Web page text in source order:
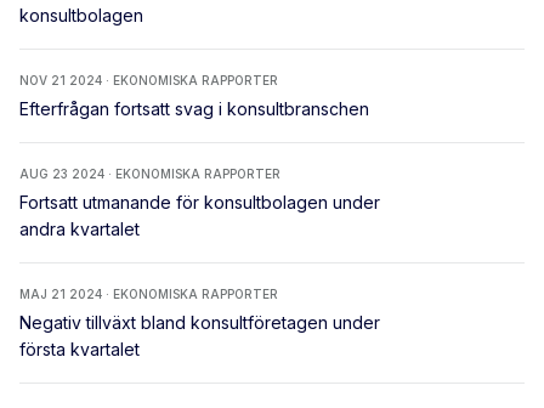
konsultbolagen
NOV 21 2024 · EKONOMISKA RAPPORTER
Efterfrågan fortsatt svag i konsultbranschen
AUG 23 2024 · EKONOMISKA RAPPORTER
Fortsatt utmanande för konsultbolagen under
andra kvartalet
MAJ 21 2024 · EKONOMISKA RAPPORTER
Negativ tillväxt bland konsultföretagen under
första kvartalet